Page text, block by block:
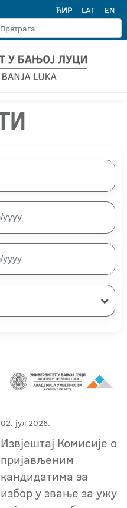
ЋИР LAT EN
02. јул 2026.
Извјештај Комисије о
пријављеним
кандидатима за
избор у звање за ужу